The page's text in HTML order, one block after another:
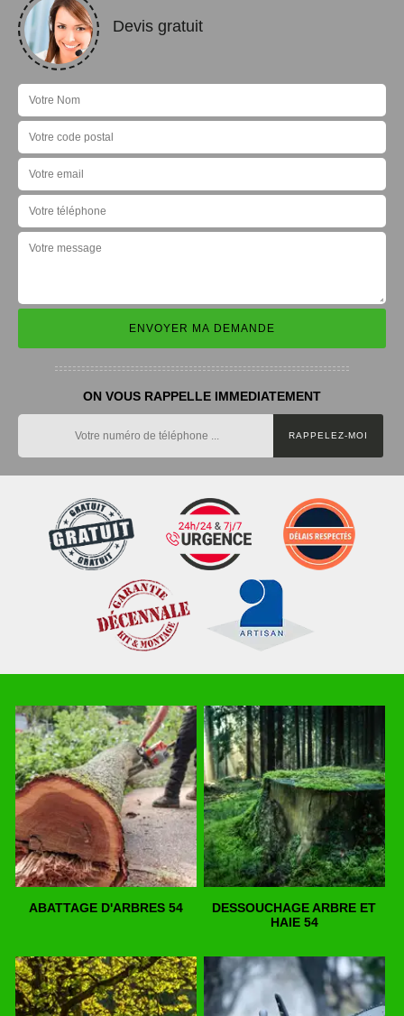
Devis gratuit
ON VOUS RAPPELLE IMMEDIATEMENT
ABATTAGE D'ARBRES 54
DESSOUCHAGE ARBRE ET
HAIE 54